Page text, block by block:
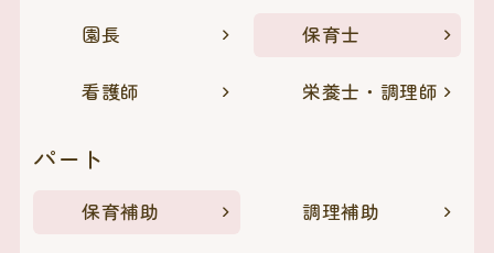
園長 保育士
看護師 栄養士・調理師
パート
保育補助 調理補助